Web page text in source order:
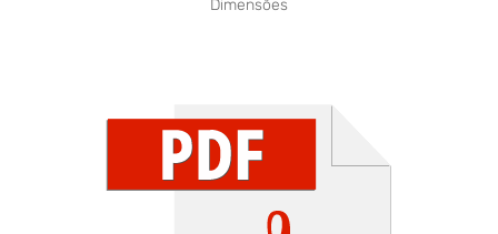
Dimensões